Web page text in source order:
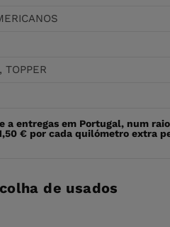
TOPPER
a entregas em Portugal, num
€ por cada quilómetro extra
de usados